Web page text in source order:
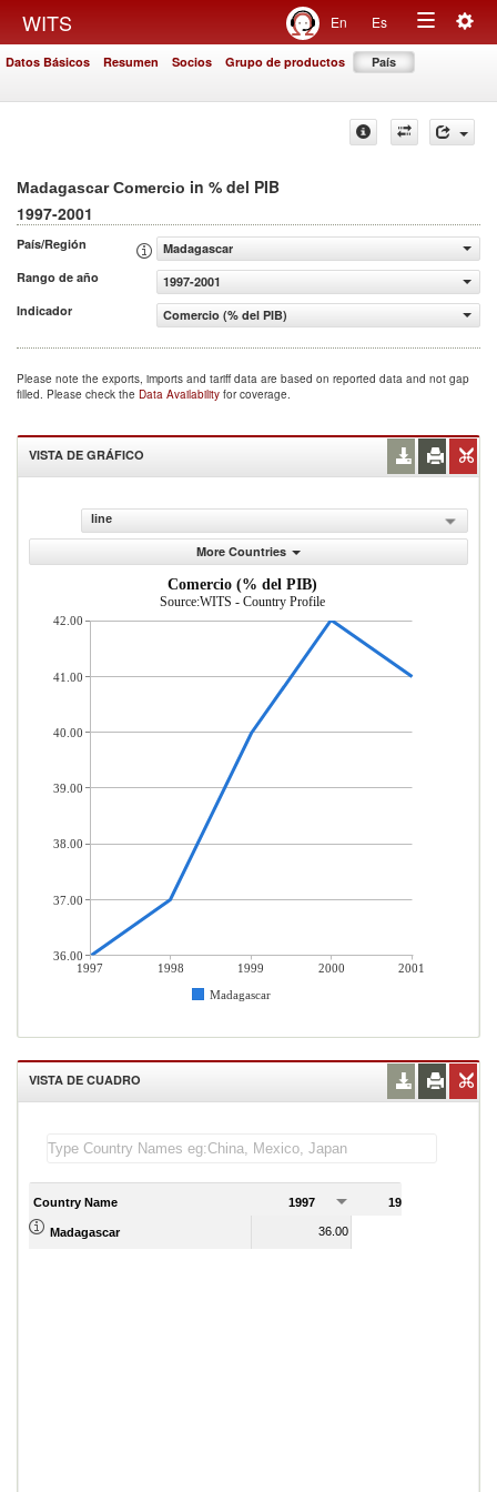
WITS En Es
Toggle
Datos Básicos Resumen Socios Grupo de productos País
Madagascar Comercio in % del PIB
1997-2001
País/Región
Madagascar
Rango de año
1997-2001
Indicador
Comercio (% del PIB)
Please note the exports, imports and tariff data are based on reported data and not gap
filled. Please check the Data Availability for coverage.
VISTA DE GRÁFICO
line
More Countries
Comercio (% del PIB)
Source:WITS - Country Profile
1997 1998 1999 2000
2001
Madagascar
42.00
41.00
40.00
39.00
38.00
37.00
36.00
VISTA DE CUADRO
Country Name 1997 1998
Madagascar 36.00